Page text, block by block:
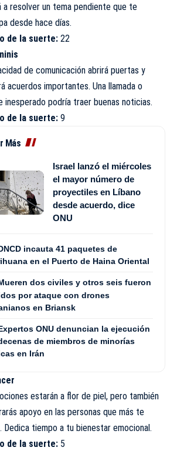
a resolver un tema pendiente que te
desde hace días.
de la suerte: 22
de comunicación abrirá puertas y
acuerdos importantes. Una llamada o
inesperado podría traer buenas noticias.
de la suerte: 9
Más
Israel lanzó el miércoles
el mayor número de
proyectiles en Líbano
desde acuerdo, dice
ONU
incauta 41 paquetes de
en el Puerto de Haina Oriental
dos civiles y otros seis fueron
por ataque con drones
en Briansk
ONU denuncian la ejecución
de miembros de minorías
en Irán
estarán a flor de piel, pero también
apoyo en las personas que más te
Dedica tiempo a tu bienestar emocional.
de la suerte: 5